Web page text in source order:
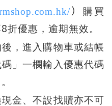
） 購買
8折優惠 ，逾期無效。
，進入購物車或結帳
」一欄輸入優惠代碼
金、不設找贖亦不可